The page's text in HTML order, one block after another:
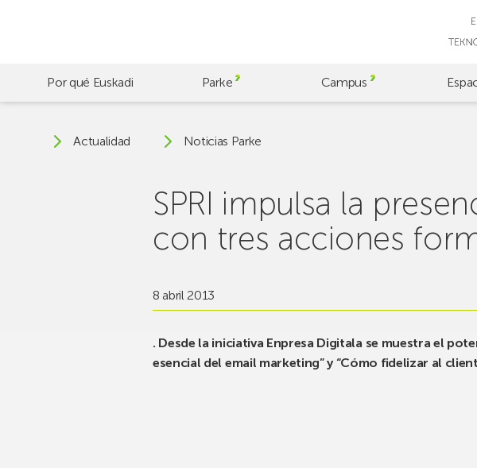
Por qué Euskadi Parke Campus
Actualidad Noticias Parke
SPRI impulsa la
con tres acciones
8 abril 2013
. Desde la iniciativa Enpresa Digitala se muestra el
esencial del email marketing” y “Cómo fidelizar al